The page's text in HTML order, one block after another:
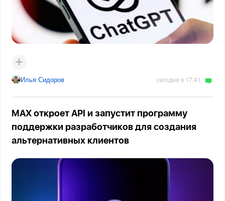
Илья Сидоров сегодня в 17:41
MAX откроет API и запустит программу
поддержки разработчиков для создания
альтернативных клиентов